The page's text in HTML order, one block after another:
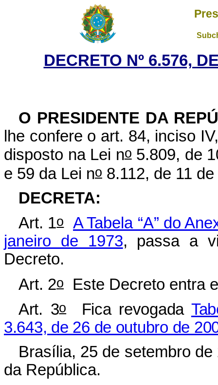
DECRETO Nº 6.576,
O PRESIDENTE DA
lhe confere o art. 84, inciso
disposto na Lei no5.809, de
e 59 da Lei no 8.112, de 11
DECRETA:
Art. 1o
A Tabela “A” do
janeiro de 1973, passa a
Decreto.
Art. 2o
Este Decreto entra
Art. 3oFica revogada
3.643, de 26 de outubro de
Brasília, 25 de setembro de
da República.